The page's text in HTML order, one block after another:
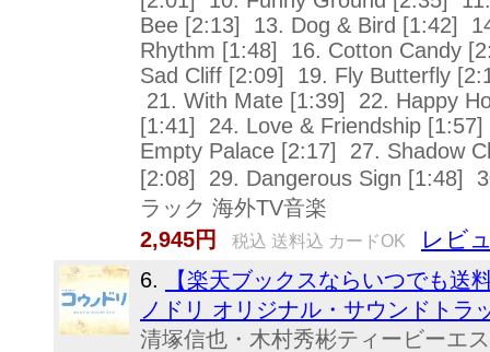
Bee [2:13] 13. Dog & Bird [1:42]
Rhythm [1:48] 16. Cotton Candy
Sad Cliff [2:09] 19. Fly Butterfly
21. With Mate [1:39] 22. Happy
[1:41] 24. Love & Friendship
Empty Palace [2:17] 27. Shadow
[2:08] 29. Dangerous Sign [1:48]
ラック 海外TV音楽
2,945円
税込 送料込 カードOK レビ
6.
【楽天ブックスならいつでも送
ノドリ オリジナル・サウンドトラ
清塚信也・木村秀彬ティービーエ